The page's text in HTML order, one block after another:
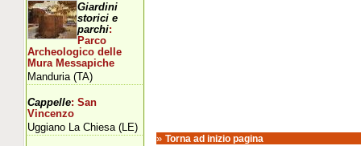
» Torna ad inizio pagina
Giardini
storici e
parchi:
Parco
Archeologico delle
Mura Messapiche
Manduria (TA)
Cappelle: San
Vincenzo
Uggiano La Chiesa (LE)